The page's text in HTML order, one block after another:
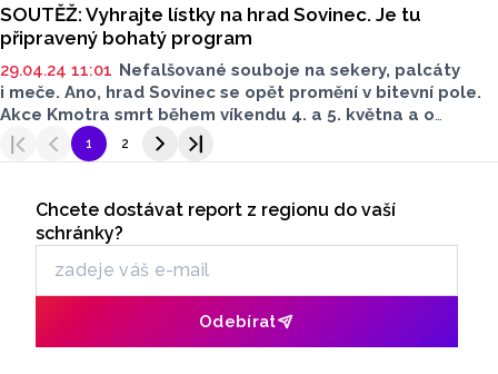
SOUTĚŽ: Vyhrajte lístky na hrad Sovinec. Je tu
připravený bohatý program
29.04.24 11:01 Nefalšované souboje na sekery, palcáty
i meče. Ano, hrad Sovinec se opět promění v bitevní pole.
Akce Kmotra smrt během víkendu 4. a 5. května a o
státním svátku 8. května přenese návštěvníky hradu
hluboko do středověku. Vyhrajte vstupenky na tuto
května v 9:00.
1 2
Odběr newsletteru
Chcete dostávat report z regionu do vaší
schránky?
Odebírat